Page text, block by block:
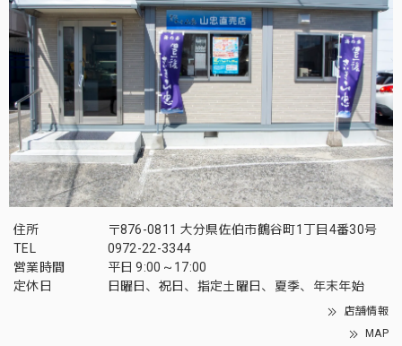
住所
〒876-0811 大分県佐伯市鶴谷町1丁目4番30号
TEL
0972-22-3344
営業時間
平日 9:00～17:00
定休日
日曜日、祝日、指定土曜日、夏季、年末年始
店舗情報
MAP